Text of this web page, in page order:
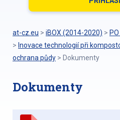
at-cz.eu > iBOX (2014-2020) >
> Inovace technologií při
ochrana půdy > Dokumenty
Dokumenty